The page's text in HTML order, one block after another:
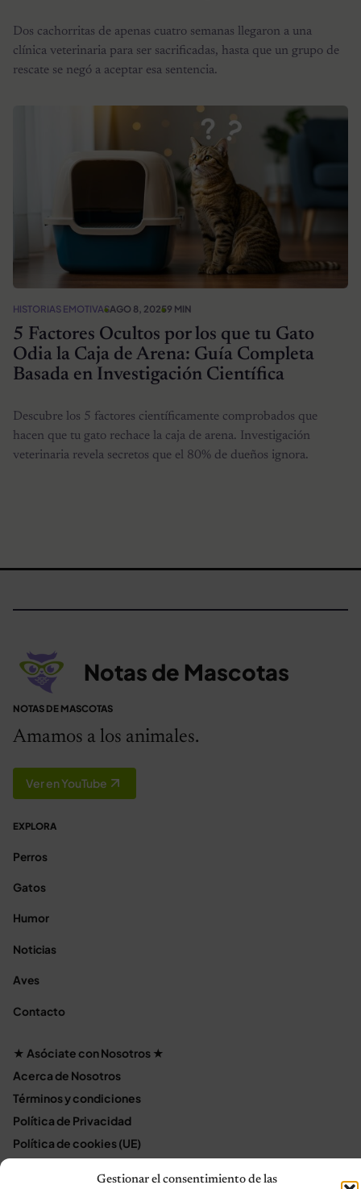
Gestionar el consentimiento de las
Dos cachorritas de apenas cuatro semanas llegaron a una
clínica veterinaria para ser sacrificadas, hasta que un grupo de
rescate se negó a aceptar esa sentencia.
HISTORIAS EMOTIVASAGO 8, 20259 MIN
5 Factores Ocultos por los que tu Gato
Odia la Caja de Arena: Guía Completa
Basada en Investigación Científica
Descubre los 5 factores científicamente comprobados que
hacen que tu gato rechace la caja de arena. Investigación
veterinaria revela secretos que el 80% de dueños ignora.
Notas de Mascotas
NOTAS DE MASCOTAS
Amamos a los animales.
Ver en YouTube
EXPLORA
Perros
Gatos
Humor
Noticias
Aves
Contacto
★ Asóciate con Nosotros ★
Acerca de Nosotros
Términos y condiciones
Política de Privacidad
Política de cookies (UE)